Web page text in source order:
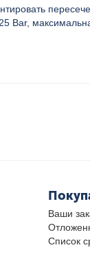
Bar,
Ваши
Список